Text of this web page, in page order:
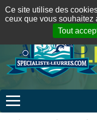
09 72 36 55 01 06 08 07 98 87
Panneau de gestion des
Ce site utilise des
ceux que vous souhaitez
Tout